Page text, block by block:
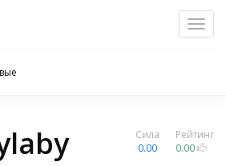
Рейтинг
0.00
Сила
0.00